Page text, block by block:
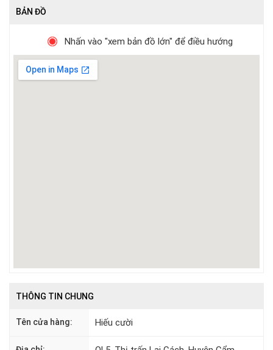
BẢN ĐỒ
Nhấn vào "xem bản đồ lớn" để điều hướng
THÔNG TIN CHUNG
Tên cửa hàng: Hiếu cười